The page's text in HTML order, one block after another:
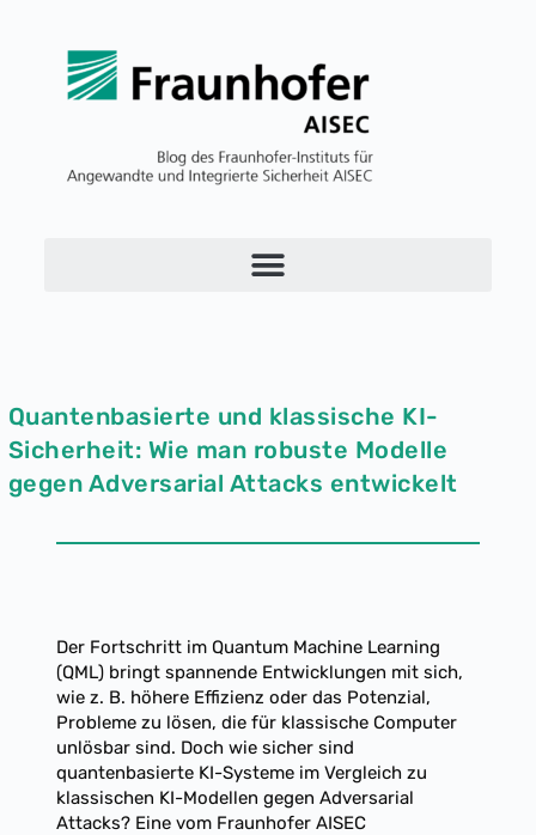
Quantenbasierte und klassische KI-
Sicherheit: Wie man robuste Modelle
gegen Adversarial Attacks entwickelt
Der Fortschritt im Quantum Machine Learning
(QML) bringt spannende Entwicklungen mit sich,
wie z. B. höhere Effizienz oder das Potenzial,
Probleme zu lösen, die für klassische Computer
unlösbar sind. Doch wie sicher sind
quantenbasierte KI-Systeme im Vergleich zu
klassischen KI-Modellen gegen Adversarial
Attacks? Eine vom Fraunhofer AISEC